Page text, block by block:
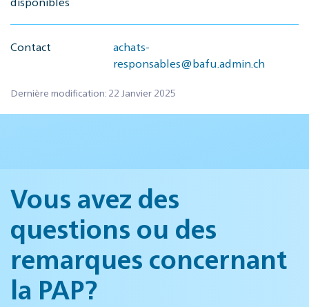
Contact
achats-
responsables@bafu.admin.ch
Dernière modification: 22 Janvier 2025
Vous avez des
questions ou des
remarques concernant
la PAP?